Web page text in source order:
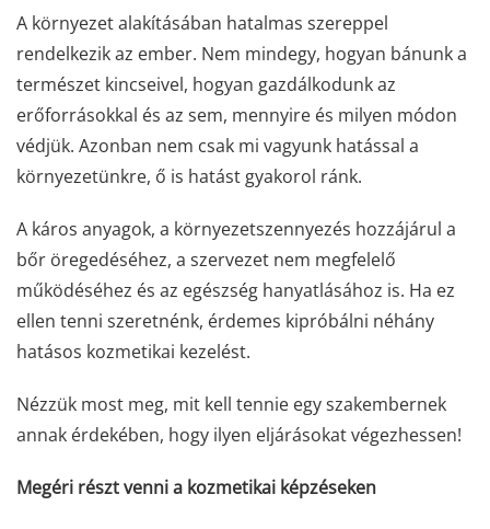
A környezet alakításában hatalmas szereppel
rendelkezik az ember. Nem mindegy, hogyan bánunk a
természet kincseivel, hogyan gazdálkodunk az
erőforrásokkal és az sem, mennyire és milyen módon
védjük. Azonban nem csak mi vagyunk hatással a
környezetünkre, ő is hatást gyakorol ránk.
A káros anyagok, a környezetszennyezés hozzájárul a
bőr öregedéséhez, a szervezet nem megfelelő
működéséhez és az egészség hanyatlásához is. Ha ez
ellen tenni szeretnénk, érdemes kipróbálni néhány
hatásos kozmetikai kezelést.
Nézzük most meg, mit kell tennie egy szakembernek
annak érdekében, hogy ilyen eljárásokat végezhessen!
Megéri részt venni a kozmetikai képzéseken